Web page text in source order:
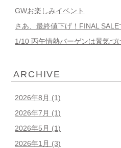
GWお楽しみイベント
さあ、最終値下げ！FINAL SALE
1/10 丙午情熱バーゲンは景気づ
ARCHIVE
2026年8月 (1)
2026年7月 (1)
2026年5月 (1)
2026年1月 (3)